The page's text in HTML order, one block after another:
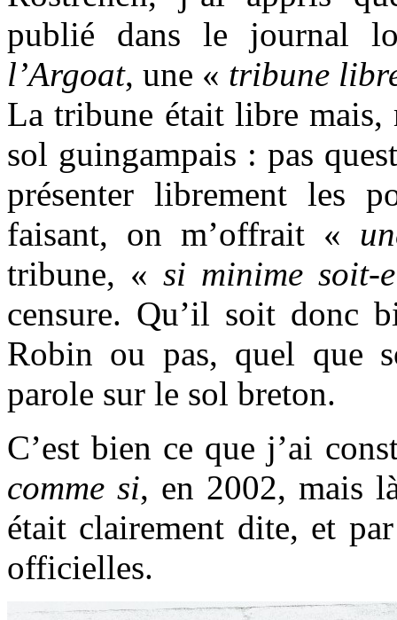
publié dans le journal
l’Argoat, une « tribune
La tribune était libre mais,
sol guingampais : pas
présenter librement les
faisant, on m’offrait «
tribune, « si minime
censure. Qu’il soit donc
Robin ou pas, quel que
parole sur le sol breton.
C’est bien ce que j’ai
comme si, en 2002, mais
était clairement dite, et
officielles.